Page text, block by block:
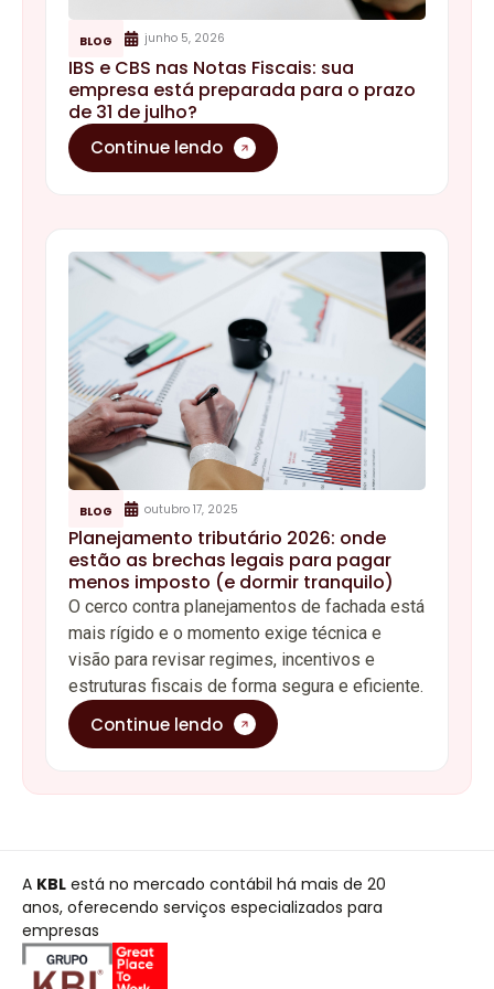
BLOG outubro 17, 2025
Planejamento tributário 2026: onde
estão as brechas legais para pagar
menos imposto (e dormir tranquilo)
O cerco contra planejamentos de fachada está
mais rígido e o momento exige técnica e
visão para revisar regimes, incentivos e
estruturas fiscais de forma segura e eficiente.
Continue lendo
está no mercado contábil há mais de 20
anos, oferecendo serviços especializados para
Menu
Quem
Política de